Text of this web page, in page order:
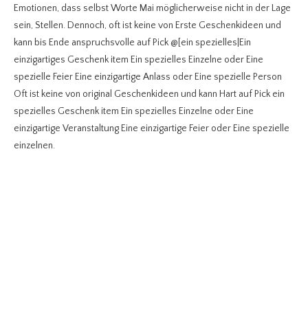
Emotionen, dass selbst Worte Mai möglicherweise nicht in der Lage
sein, Stellen. Dennoch, oft ist keine von Erste Geschenkideen und
kann bis Ende anspruchsvolle auf Pick @[ein spezielles|Ein
einzigartiges Geschenk item Ein spezielles Einzelne oder Eine
spezielle Feier Eine einzigartige Anlass oder Eine spezielle Person
Oft ist keine von original Geschenkideen und kann Hart auf Pick ein
spezielles Geschenk item Ein spezielles Einzelne oder Eine
einzigartige Veranstaltung Eine einzigartige Feier oder Eine spezielle
einzelnen.